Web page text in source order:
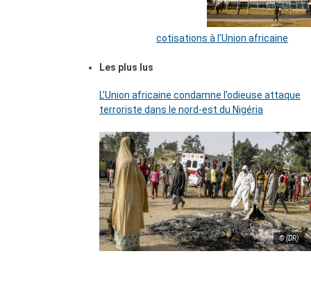
cotisations à l’Union africaine
Les plus lus
L’Union africaine condamne l’odieuse attaque
terroriste dans le nord-est du Nigéria
© (DR)